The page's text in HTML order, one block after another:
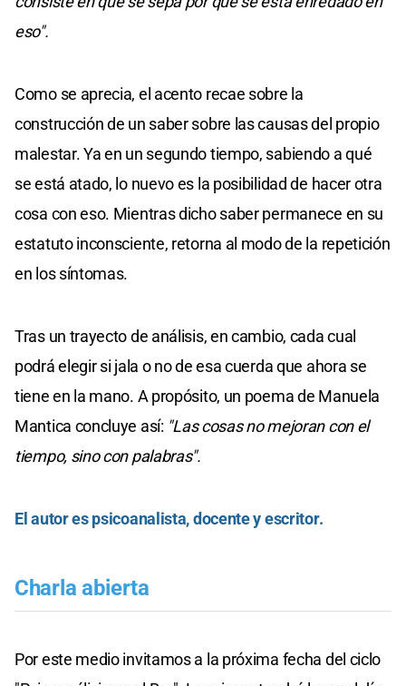
eso".
Como se aprecia, el acento recae sobre la
construcción de un saber sobre las causas del propio
malestar. Ya en un segundo tiempo, sabiendo a qué
se está atado, lo nuevo es la posibilidad de hacer otra
cosa con eso. Mientras dicho saber permanece en su
estatuto inconsciente, retorna al modo de la repetición
en los síntomas.
Tras un trayecto de análisis, en cambio, cada cual
podrá elegir si jala o no de esa cuerda que ahora se
tiene en la mano. A propósito, un poema de Manuela
Mantica concluye así: "Las cosas no mejoran con el
tiempo, sino con palabras".
El autor es psicoanalista, docente y escritor.
Charla abierta
Por este medio invitamos a la próxima fecha del ciclo